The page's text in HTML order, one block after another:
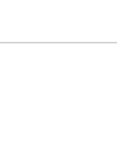
Sciences